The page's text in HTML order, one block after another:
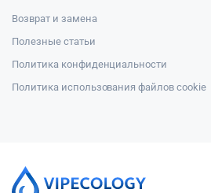
Возврат и замена
Полезные статьи
Политика конфиденциальности
Политика использования файлов cookie